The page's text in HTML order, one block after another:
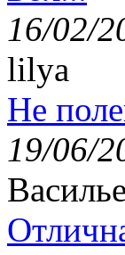
16/02/
lilya
Не
19/06/